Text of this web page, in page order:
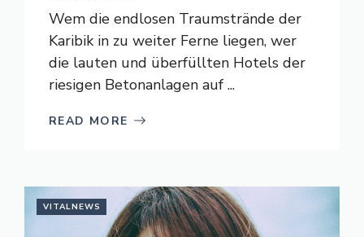
Wem die endlosen Traumstrände der
Karibik in zu weiter Ferne liegen, wer
die lauten und überfüllten Hotels der
riesigen Betonanlagen auf ...
READ MORE
VITALNEWS